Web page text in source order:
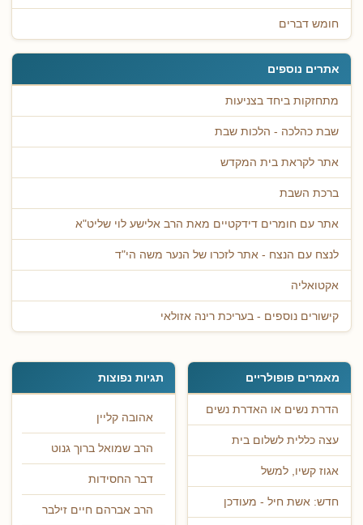
חומש דברים
אתרים נוספים
מתחזקות ביחד בצניעות
שבת כהלכה - הלכות שבת
אתר לקראת בית המקדש
ברכת השבת
אתר עם חומרים דידקטיים מאת הרב אלישע לוי שליט"א
לנצח עם הנצח - אתר לזכרו של הנער משה הי"ד
אקטואליה
קישורים נוספים - בעריכת רינה אזולאי
מאמרים פופולריים
הדרת נשים או האדרת נשים
עצה כללית לשלום בית
אגוז קשיו, למשל
חדש: אשת חיל - מעודכן
תגיות נפוצות
אהובה קליין
הרב שמואל ברוך גנוט
דבר החסידות
הרב אברהם חיים זילבר